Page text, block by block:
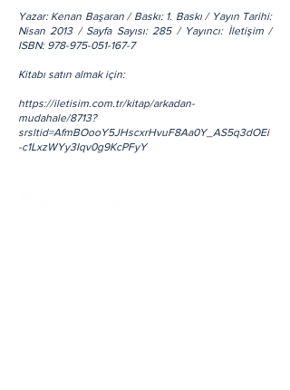
Yazar: Kenan Başaran / Baskı: 1. Baskı / Yayın Tarihi:
Nisan 2013 / Sayfa Sayısı: 285 / Yayıncı: İletişim /
ISBN: 978-975-051-167-7
Kitabı satın almak için:
https://iletisim.com.tr/kitap/arkadan-
mudahale/8713?
srsltid=AfmBOooY5JHscxrHvuF8Aa0Y_AS5q3dOEi
-c1LxzWYy3Iqv0g9KcPFyY